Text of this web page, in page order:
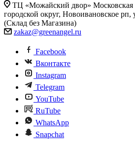
ТЦ «Можайский двор» Московская
городской округ, Новоивановское рп,
(Склад без Магазина)
zakaz@greenangel.ru
Facebook
Вконтакте
Instagram
Telegram
YouTube
RuTube
WhatsApp
Snapchat